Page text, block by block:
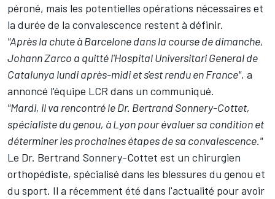
péroné, mais les potentielles opérations nécessaires et
la durée de la convalescence restent à définir.
"Après la chute à Barcelone dans la course de dimanche,
Johann Zarco a quitté l'Hospital Universitari General de
Catalunya lundi après-midi et s'est rendu en France", a
annoncé l'équipe LCR dans un communiqué.
"Mardi, il va rencontré le Dr. Bertrand Sonnery-Cottet,
spécialiste du genou, à Lyon pour évaluer sa condition et
déterminer les prochaines étapes de sa convalescence."
Le Dr. Bertrand Sonnery-Cottet est un chirurgien
orthopédiste, spécialisé dans les blessures du genou et
du sport. Il a récemment été dans l'actualité pour avoir